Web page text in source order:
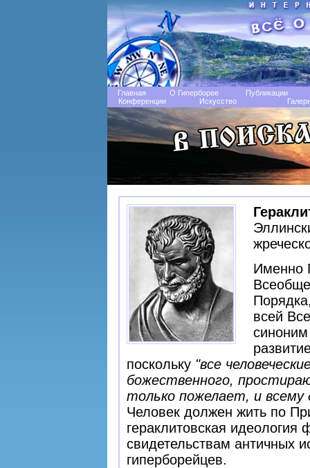
Главная О Гиперборее
Публикации
Конференции
Искусство
Именно
всей
поскольку "все
божественного,
только пожелает, и всему
Человек должен жить по
гераклитовская идеология
свидетельствам античных
гиперборейцев.